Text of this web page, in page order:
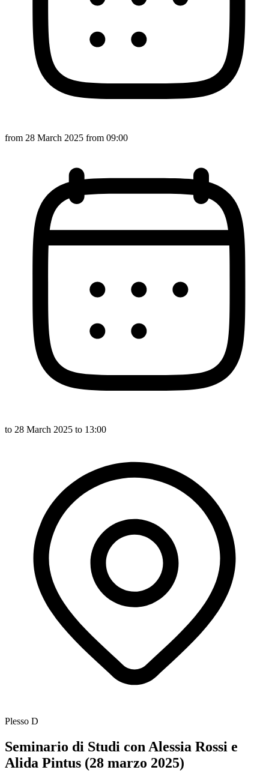
from 28 March 2025 from 09:00
to 28 March 2025 to 13:00
Plesso D
Seminario di Studi con Alessia Rossi e
Alida Pintus (28 marzo 2025)